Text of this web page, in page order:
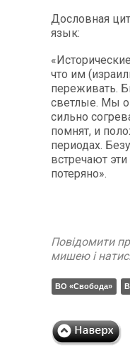
Дословная
язык:
что им
переживать.
светлые. Мы о
сильно
помнят, и
периодах.
встречают
потеряно».
Повідомити
мишею і
ВО «Свобода»